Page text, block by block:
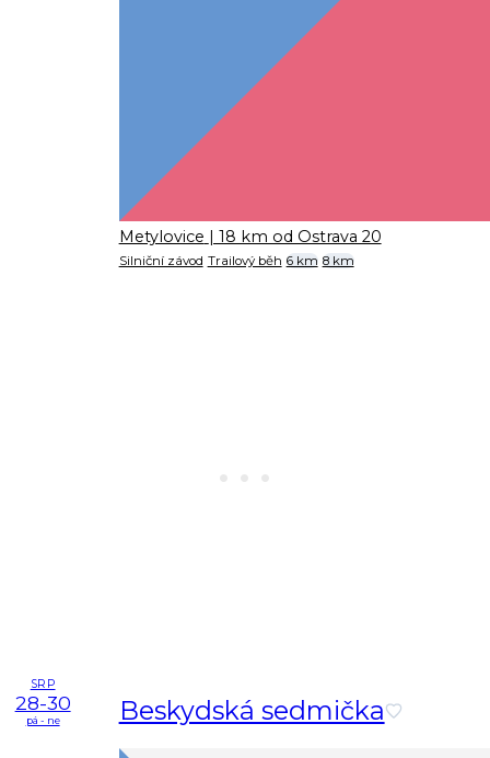
Metylovice | 18 km od Ostrava 20
Silniční závod Trailový běh 6 km 8 km
SRP
28-30
pá - ne Beskydská sedmička